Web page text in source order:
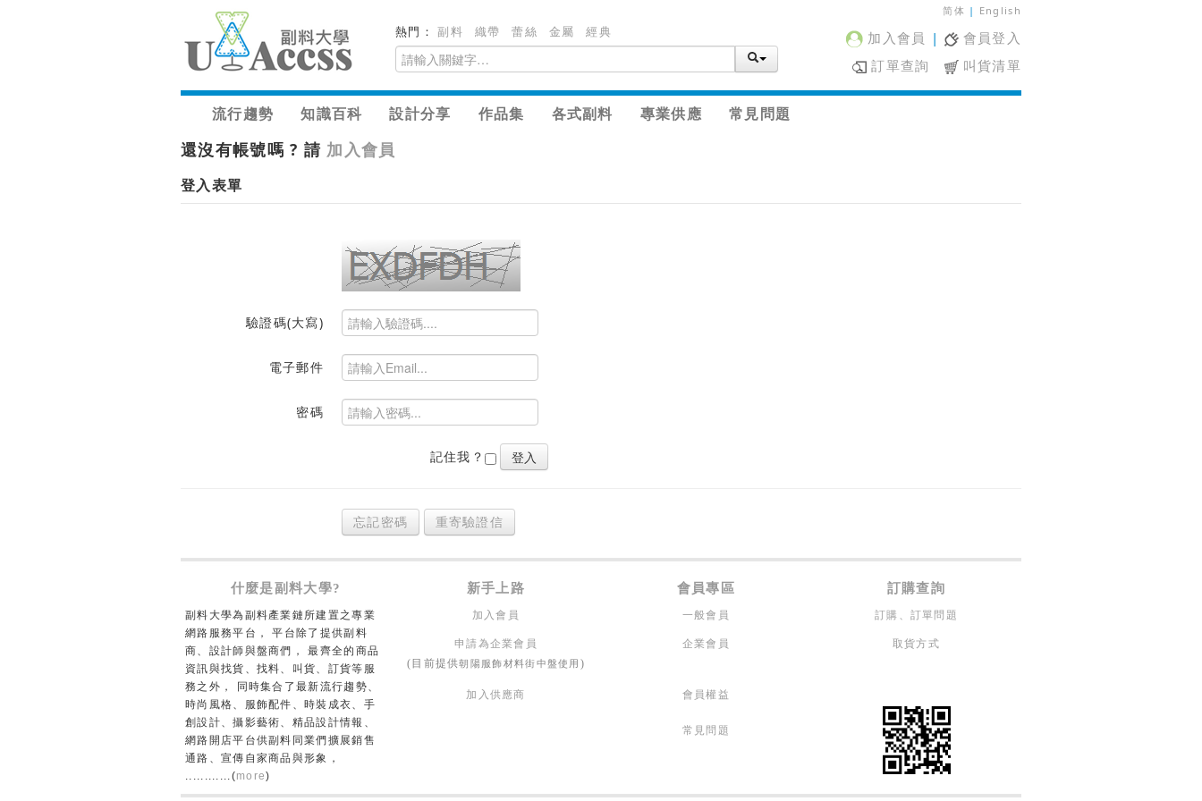
熱門：副料 織帶 蕾絲 金屬 經典
简体 | English
加入會員 |
會員登入
訂單查詢
叫貨清單
流行趨勢 知識百科 設計分享 作品集 各式副料 專業供應 常見問題
還沒有帳號嗎 ? 請 加入會員
登入表單
驗證碼(大寫)
電子郵件
密碼
記住我？
忘記密碼 重寄驗證信
什麼是副料大學? 新手上路 會員專區 訂購查詢
副料大學為副料產業鏈所建置之專業
網路服務平台， 平台除了提供副料
商、設計師與盤商們， 最齊全的商品
資訊與找貨、找料、叫貨、訂貨等服
務之外， 同時集合了最新流行趨勢、
時尚風格、服飾配件、時裝成衣、手
創設計、攝影藝術、精品設計情報、
網路開店平台供副料同業們擴展銷售
通路、宣傳自家商品與形象，
............(more)
加入會員 一般會員 訂購、訂單問題
申請為企業會員
(目前提供朝陽服飾材料街中盤使用 )
企業會員 取貨方式
加入供應商 會員權益
常見問題